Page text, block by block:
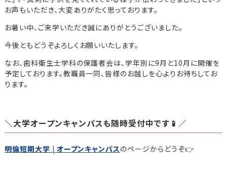
お声もいただき、大変ありがたく思っております。
お暑い中、ご来学いただき誠にありがとうございました。
今後ともどうぞよろしくお願いいたします。
なお、歯科衛生士学科の保護者会は、学年別に9月と10月に開催を
予定しております。教職員一同、皆様のお越しを心よりお待ちしてお
ります。
＼大学オープンキャンパスも随時受付中です📱／
明倫短期大学 | オープンキャンパスのページからどうぞ👉